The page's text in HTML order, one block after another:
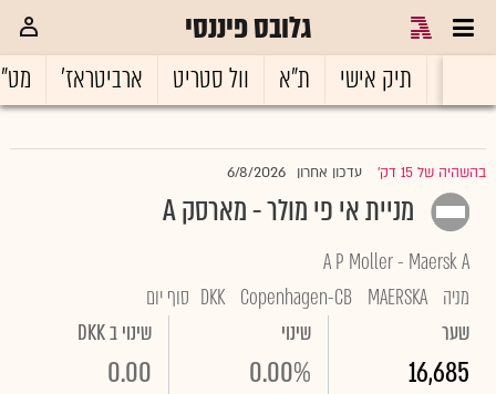
גלובס פיננסי
תיק אישי ת"א וול סטריט ארביטראז'
בהשהיה של 15 דק' עדכון אחרון 6/8/2026
מניית אי פי מולר - מארסק A
A P Moller - Maersk A
מניה MAERSKA
Copenhagen-CB
DKK סוף יום
שער
16,685
שינוי
0.00%
שינוי ב DKK
0.00